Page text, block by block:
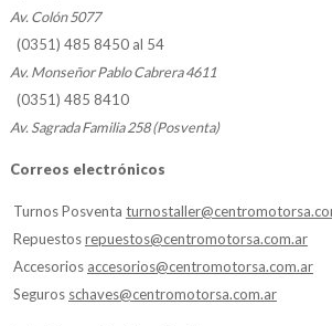
Av. Colón 5077
(0351) 485 8450 al 54
Av. Monseñor Pablo Cabrera 4611
(0351) 485 8410
Av. Sagrada Familia 258 (Posventa)
Correos electrónicos
Turnos Posventa
Repuestosrepuestos@centromotorsa.com.ar
Accesorios accesorios@centromotorsa.com.ar
Seguros schaves@centromotorsa.com.ar